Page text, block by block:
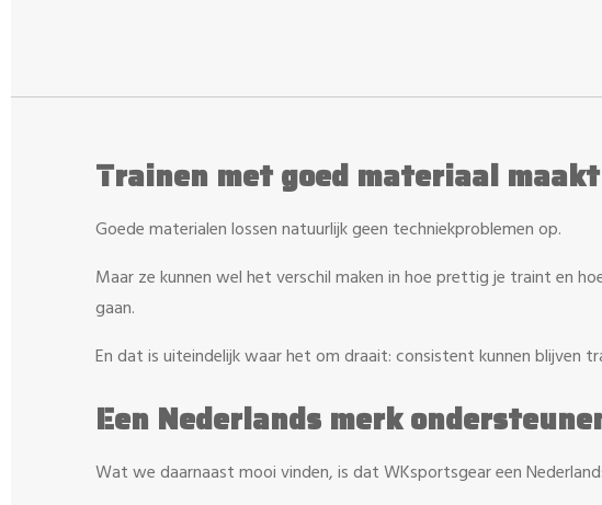
Trainen met goed materiaal
Goede materialen lossen natuurlijk geen techniekproblemen op.
Maar ze kunnen wel het verschil maken in hoe prettig je traint en
gaan.
En dat is uiteindelijk waar het om draait: consistent kunnen blijven
Een Nederlands merk
Wat we daarnaast mooi vinden, is dat WKsportsgear een